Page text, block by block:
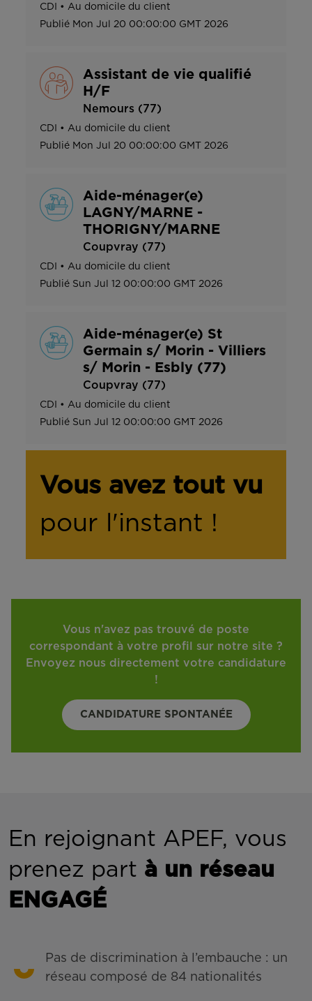
CDI • Au domicile du client
Publié Mon Jul 20 00:00:00 GMT 2026
Assistant de vie qualifié
H/F
Nemours (77)
CDI • Au domicile du client
Publié Mon Jul 20 00:00:00 GMT 2026
Aide-ménager(e)
LAGNY/MARNE -
THORIGNY/MARNE
Coupvray (77)
CDI • Au domicile du client
Publié Sun Jul 12 00:00:00 GMT 2026
Aide-ménager(e) St
Germain s/ Morin - Villiers
s/ Morin - Esbly (77)
Coupvray (77)
CDI • Au domicile du client
Publié Sun Jul 12 00:00:00 GMT 2026
Vous avez tout vu
pour l'instant !
Vous n'avez pas trouvé de poste
correspondant à votre profil sur notre site ?
Envoyez nous directement votre candidature
!
CANDIDATURE SPONTANÉE
En rejoignant APEF, vous
prenez part à un réseau
ENGAGÉ
Pas de discrimination à l’embauche : un
réseau composé de 84 nationalités